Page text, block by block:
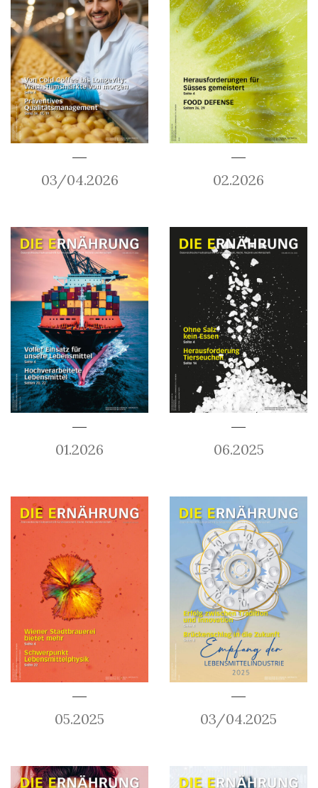
03/04.2026 02.2026
01.2026 06.2025
05.2025 03/04.2025